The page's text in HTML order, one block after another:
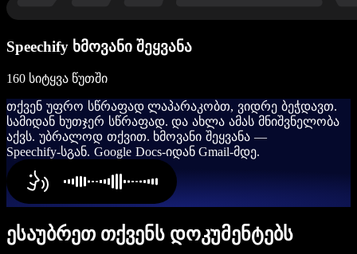
Speechify ხმოვანი შეყვანა
160 სიტყვა წუთში
თქვენ უფრო სწრაფად ლაპარაკობთ, ვიდრე ბეჭდავთ.
სამიდან ხუთჯერ სწრაფად. და ახლა ამას მნიშვნელობა
აქვს. უბრალოდ თქვით. ხმოვანი შეყვანა —
Speechify-სგან. Google Docs-იდან Gmail-მდე.
ესაუბრეთ თქვენს დოკუმენტებს